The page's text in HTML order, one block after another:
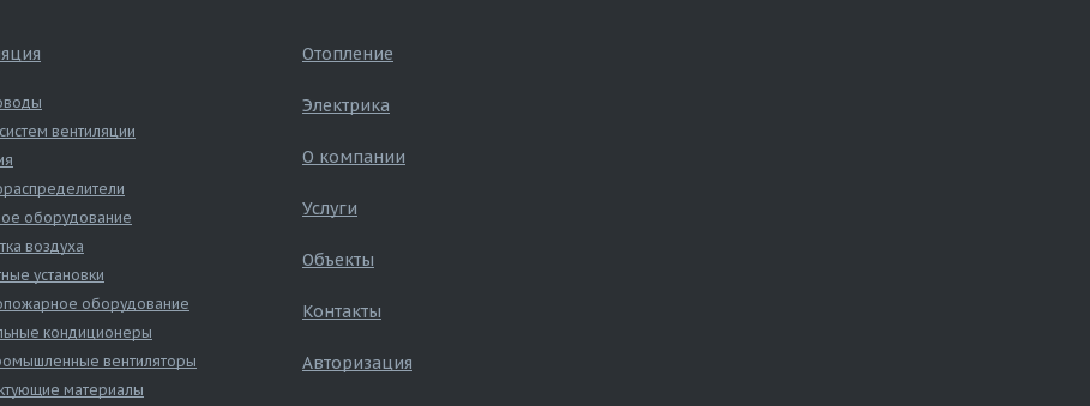
вентиляции
оборудование
воздуха
установки
оборудование
кондиционеры
вентиляторы
материалы
Отопление
Электрика
О компании
Услуги
Объекты
Контакты
Авторизация